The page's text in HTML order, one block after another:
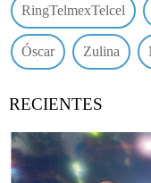
RingTelmexTelcel
Óscar Zulina
RECIENTES